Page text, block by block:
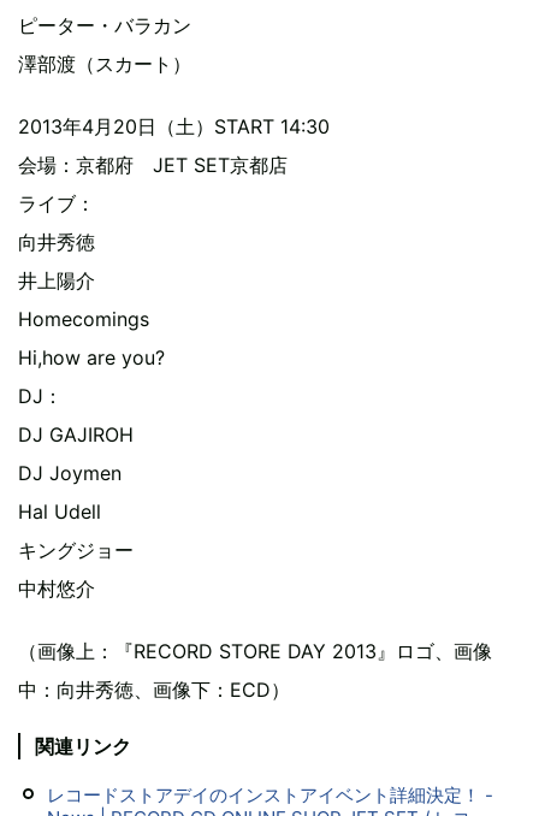
ピーター・バラカン
澤部渡（スカート）
2013年4月20日（土）START 14:30
会場：京都府 JET SET京都店
ライブ：
向井秀徳
井上陽介
Homecomings
Hi,how are you?
DJ：
DJ GAJIROH
DJ Joymen
Hal Udell
キングジョー
中村悠介
（画像上：『RECORD STORE DAY 2013』ロゴ、画像
中：向井秀徳、画像下：ECD）
関連リンク
レコードストアデイのインストアイベント詳細決定！ -